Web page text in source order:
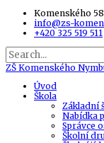
Komenského
info@zs-
+420 325 519 511
ZŠ Komenského
Úvod
Škola
Základní
Nabídka
Správce
Školní